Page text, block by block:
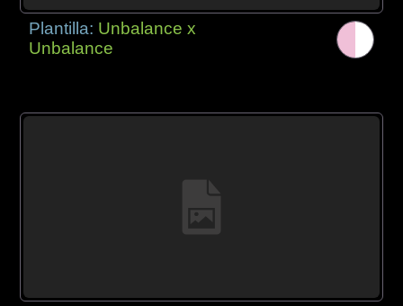
Plantilla: Unbalance x
Unbalance